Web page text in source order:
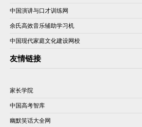
中国演讲与口才训练网
余氏高效音乐辅助学习机
中国现代家庭文化建设网校
友情链接
家长学院
中国高考智库
幽默笑话大全网